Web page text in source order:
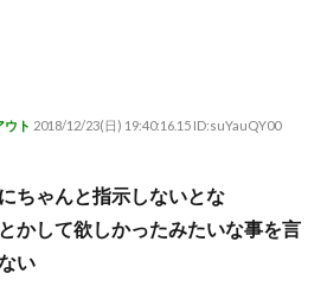
ウト 2018/12/23(日) 19:40:16.15 ID:suYauQY00
ちゃんと指示しないとな
かして欲しかったみたいな事を言
い